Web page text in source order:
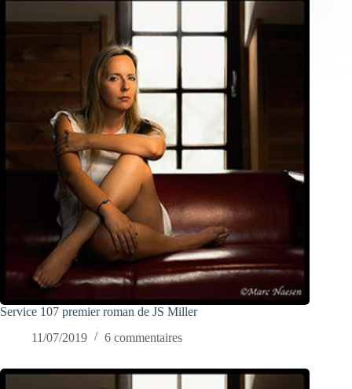
Service 107 premier roman de JS Miller
11/07/2019
6 commentaires